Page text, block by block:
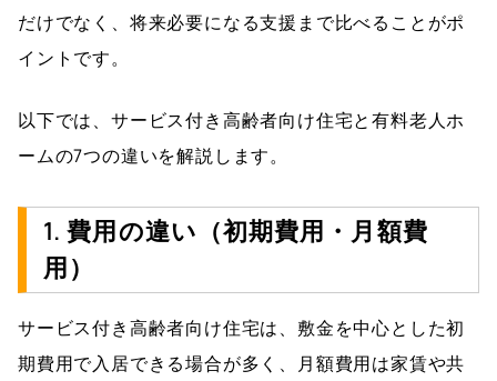
だけでなく、将来必要になる支援まで比べることがポ
イントです。
以下では、サービス付き高齢者向け住宅と有料老人ホ
ームの7つの違いを解説します。
1. 費用の違い（初期費用・月額費
用）
サービス付き高齢者向け住宅は、敷金を中心とした初
期費用で入居できる場合が多く、月額費用は家賃や共